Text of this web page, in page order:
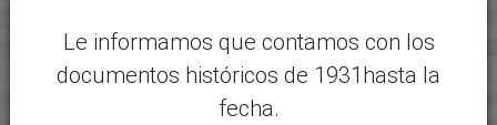
Le informamos que contamos con los
documentos históricos de 1931hasta la
fecha.